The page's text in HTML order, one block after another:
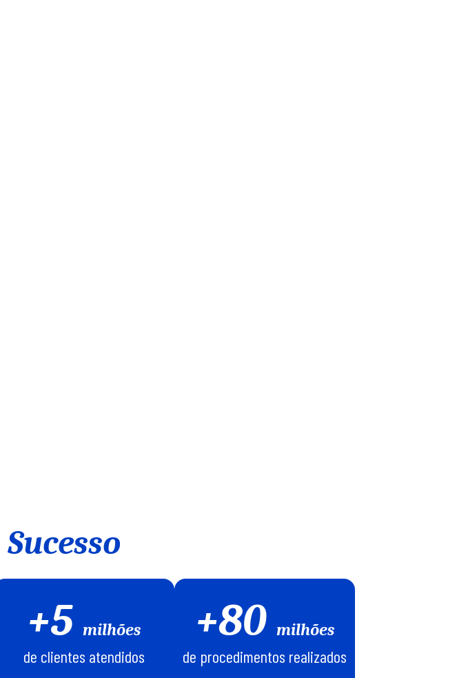
Sucesso
+5 milhões
de clientes atendidos
+80 milhões
de procedimentos realizados